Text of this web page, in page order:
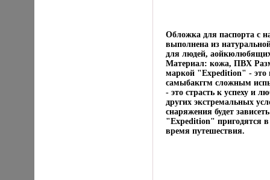
Обложка для паспорта с
выполнена из
для людей,
Материал: кожа, ПВХ
маркой "Expedition" - это
самыбакггм сложным
- это страсть к успеху и
других экстремальных
снаряжения будет
"Expedition" пригодятся
время путешествия.